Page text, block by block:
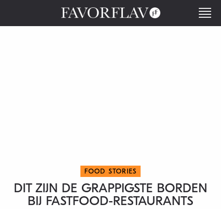
FOOD STORIES
DIT ZIJN DE GRAPPIGSTE BORDEN
BIJ FASTFOOD-RESTAURANTS